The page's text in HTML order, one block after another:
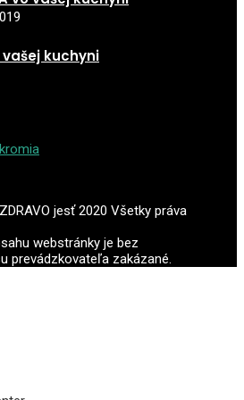
vašej kuchyni
jesť 2020 Všetky práva
webstránky je bez
prevádzkovateľa zakázané.